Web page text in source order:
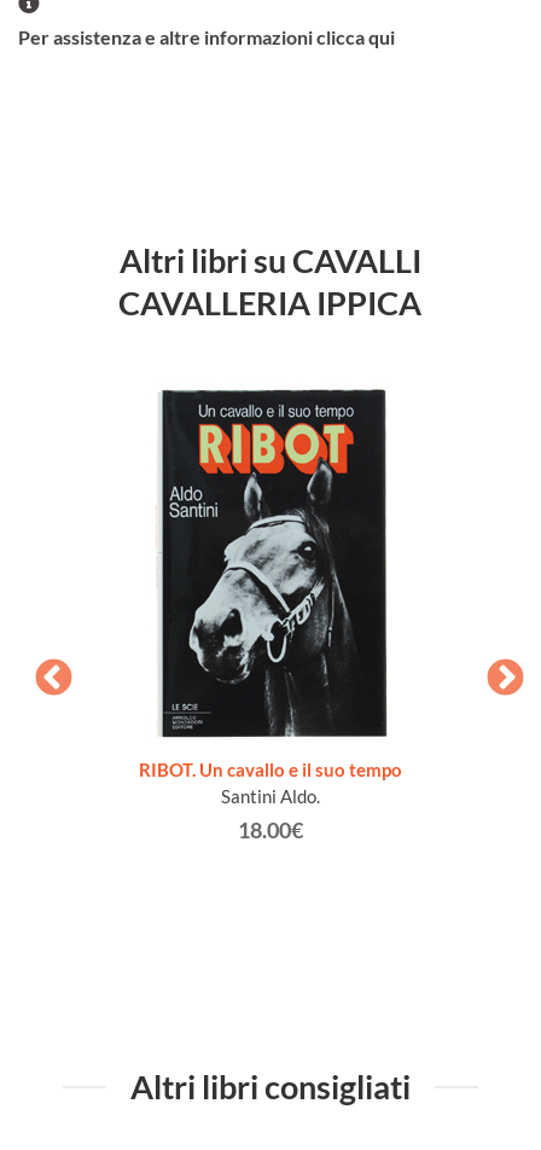
Per assistenza e altre informazioni clicca qui
Altri libri su CAVALLI
CAVALLERIA IPPICA
RIBOT. Un cavallo e il suo tempo
Santini Aldo.
18.00€
Altri libri consigliati